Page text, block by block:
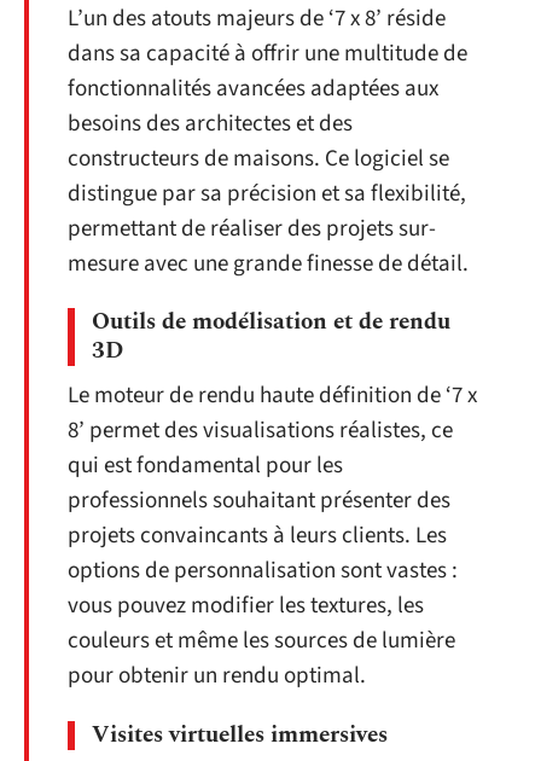
L’un des atouts majeurs de ‘7 x 8’ réside
dans sa capacité à offrir une multitude de
fonctionnalités avancées adaptées aux
besoins des architectes et des
constructeurs de maisons. Ce logiciel se
distingue par sa précision et sa flexibilité,
permettant de réaliser des projets sur-
mesure avec une grande finesse de détail.
Outils de modélisation et de rendu
3D
Le moteur de rendu haute définition de ‘7 x
8’ permet des visualisations réalistes, ce
qui est fondamental pour les
professionnels souhaitant présenter des
projets convaincants à leurs clients. Les
options de personnalisation sont vastes :
vous pouvez modifier les textures, les
couleurs et même les sources de lumière
pour obtenir un rendu optimal.
Visites virtuelles immersives